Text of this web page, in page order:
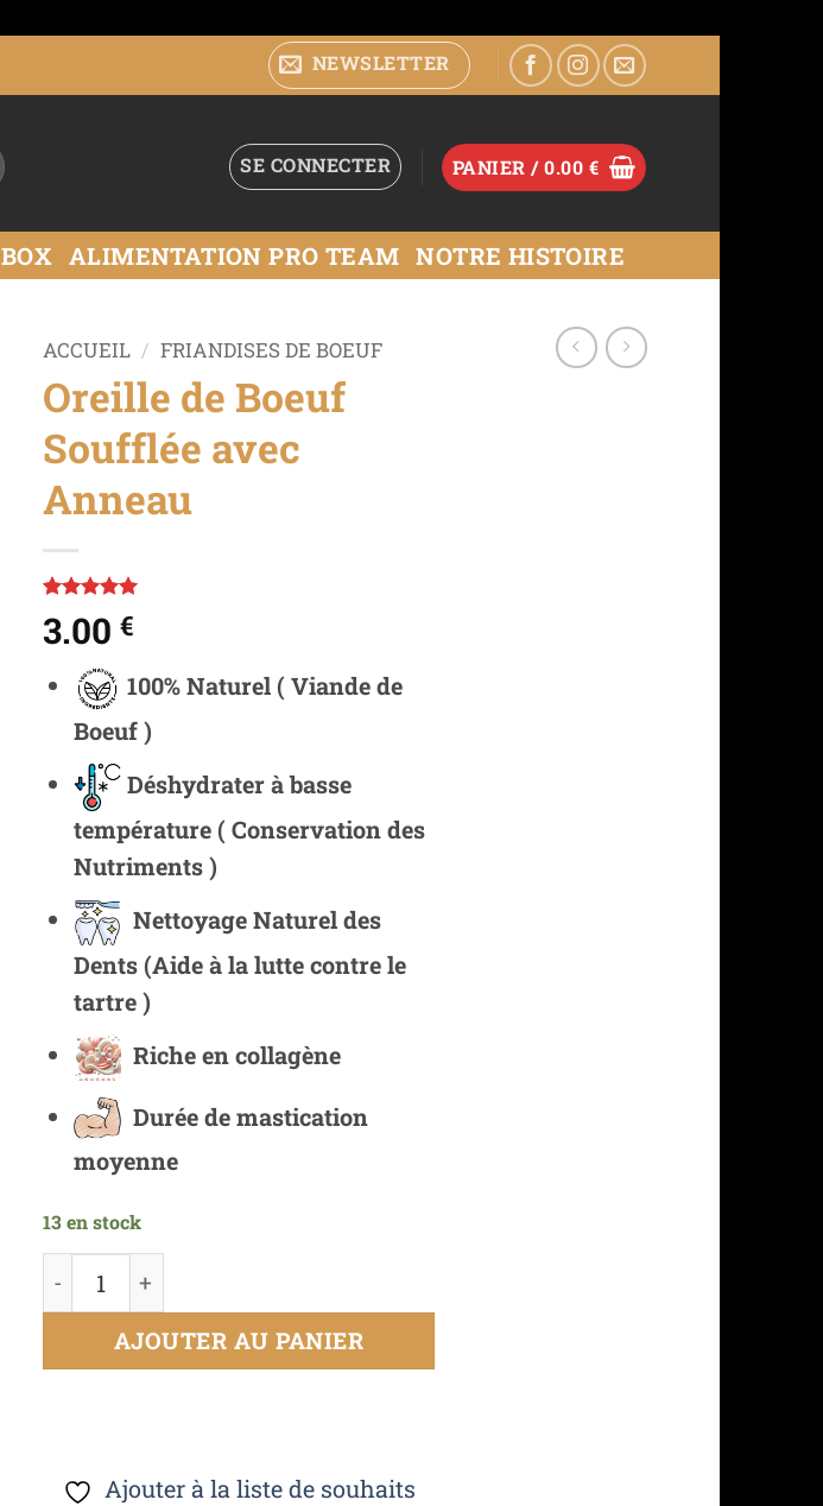
NEWSLETTER
SE CONNECTER PANIER /0.00 €
BOX ALIMENTATION PRO TEAM NOTRE HISTOIRE
ACCUEIL / FRIANDISES DE BOEUF
Oreille de Boeuf
Soufflée avec
Anneau
Noté
sur
5 basé sur
1
3.00 €
100% Naturel ( Viande de
Boeuf )
Déshydrater à basse
température ( Conservation des
Nutriments )
Nettoyage Naturel des
Dents (Aide à la lutte contre le
tartre )
Riche en collagène
Durée de mastication
moyenne
13 en stock
AJOUTER AU PANIER
Ajouter à la liste de souhaits